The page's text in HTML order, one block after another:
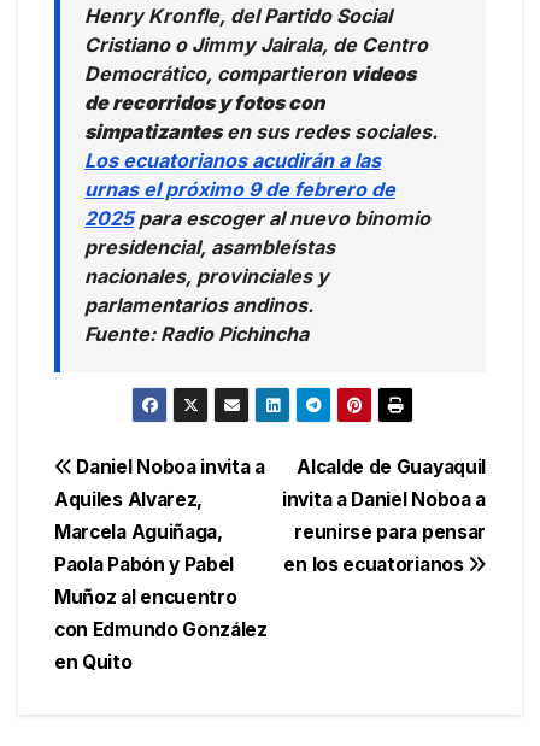
Henry Kronfle, del Partido Social
Cristiano o Jimmy Jairala, de Centro
Democrático, compartieron videos
de recorridos y fotos con
simpatizantesen sus redes sociales.
Los ecuatorianos acudirán a las
urnas el próximo 9 de febrero de
2025para escoger al nuevo binomio
presidencial, asambleístas
nacionales, provinciales y
parlamentarios andinos.
Fuente: Radio Pichincha
Navegación
de
entradas
Alcalde de Guayaquil
invita a Daniel Noboa a
reunirse para pensar
en los ecuatorianos
Daniel Noboa invita a
Aquiles Alvarez,
Marcela Aguiñaga,
Paola Pabón y Pabel
Muñoz al encuentro
con Edmundo González
en Quito